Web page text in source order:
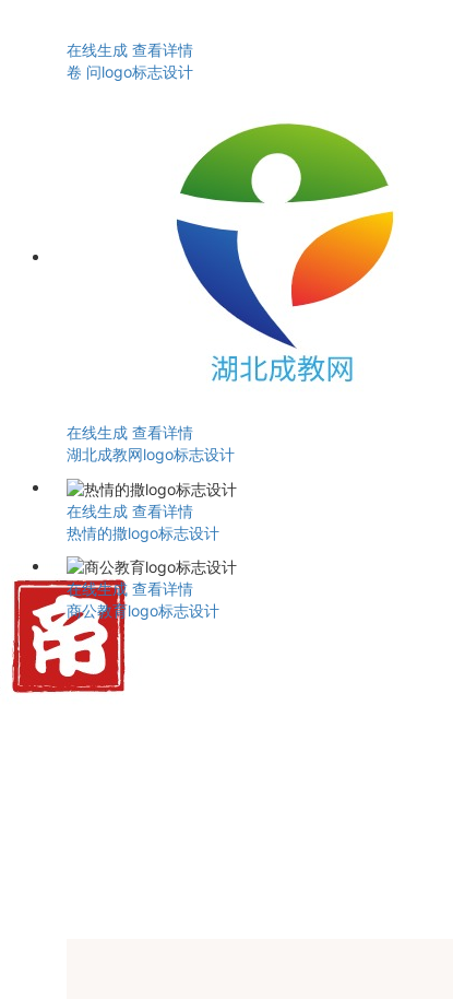
在线生成 查看详情
卷 问logo标志设计
在线生成 查看详情
湖北成教网logo标志设计
在线生成 查看详情
热情的撒logo标志设计
在线生成 查看详情
商公教育logo标志设计